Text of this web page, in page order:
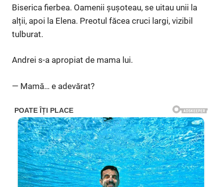
Biserica fierbea. Oamenii șușoteau, se uitau unii la
alții, apoi la Elena. Preotul făcea cruci largi, vizibil
tulburat.
Andrei s-a apropiat de mama lui.
— Mamă… e adevărat?